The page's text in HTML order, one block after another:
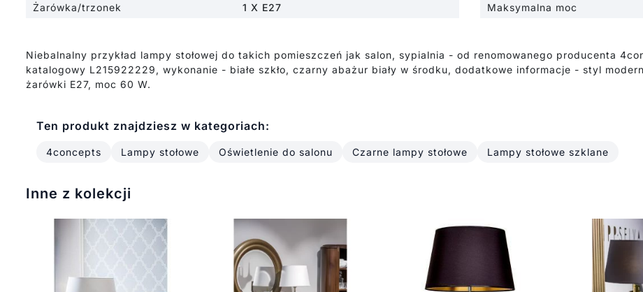
Żarówka/trzonek
1 X E27 Maksymalna moc
Niebalnalny przykład lampy stołowej do takich pomieszczeń jak salon, sypialnia - od renomowanego producenta
katalogowy L215922229, wykonanie - białe szkło, czarny abażur biały w środku, dodatkowe informacje - styl
żarówki E27, moc 60 W.
Ten produkt znajdziesz w kategoriach:
4concepts Lampy stołowe Oświetlenie do salonu Czarne lampy stołowe Lampy stołowe szklane
Inne z kolekcji